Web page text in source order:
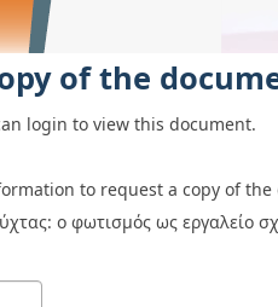
of the
login to view this document.
to request a copy of
ο φωτισμός ως εργαλείο